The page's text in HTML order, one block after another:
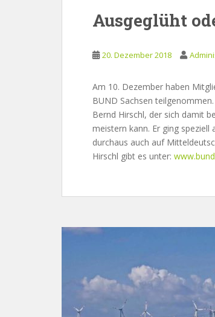
Ausgeglüht
20. Dezember 2018
Am 10. Dezember haben
BUND Sachsen
Bernd Hirschl, der sich damit
meistern kann. Er ging speziell
durchaus auch auf
Hirschl gibt es unter: